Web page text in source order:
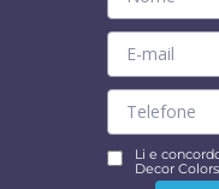
Ut hac ipsum sed
leo amet. Risus
Li e
Decor